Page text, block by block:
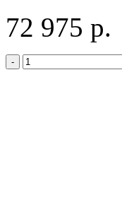
72 975 р.
-